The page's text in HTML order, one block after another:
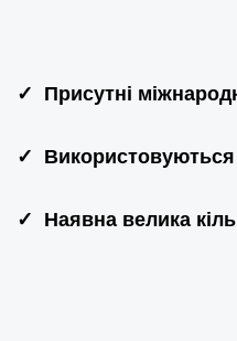
✓ Присутні
✓ Використовуються
✓ Наявна велика